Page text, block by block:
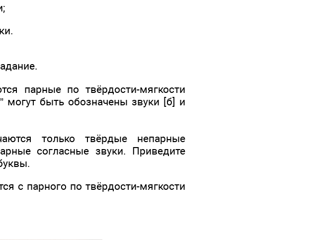
парные по твёрдости-мягкости
могут быть обозначены звуки [б] и
только твёрдые непарные
согласные звуки. Приведите
с парного по твёрдости-мягкости